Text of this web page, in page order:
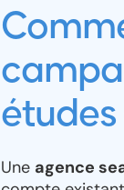
Une agence